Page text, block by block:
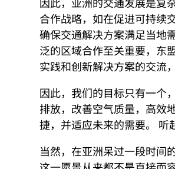
合作战略，如在促进可持
确保交通解决方案满足当
泛的区域合作至关重要，
实践和创新解决方案的交
因此，我们的目标只有一
排放，改善空气质量，高
捷，并适应未来的需要。
当然，在亚洲呆过一段时